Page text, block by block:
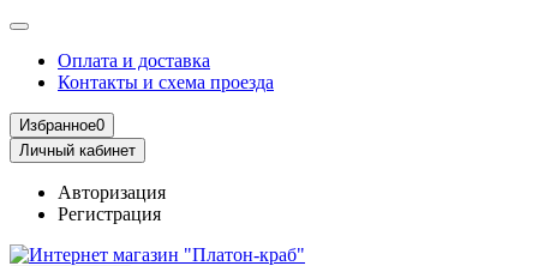
Оплата и доставка
Контакты и схема проезда
Избранное0
Личный кабинет
Авторизация
Регистрация